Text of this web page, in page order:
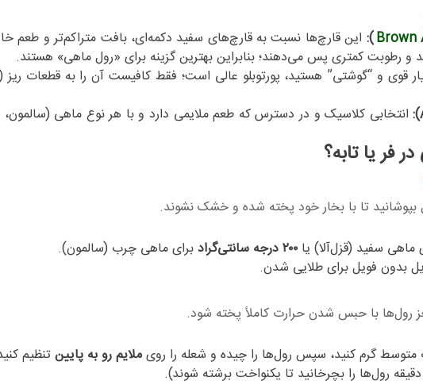
Brown
): این قارچ‌ها نسبت به قارچ‌های سفید دکمه‌ای، بافت متراکم‌تر و طعم
و رطوبت کمتری پس می‌دهند؛ بنابراین بهترین گزینه برای «رول ماهی» هستند.
قوی و “گوشتی” هستید، پورتوبلو عالی است؛ فقط کافیست آن را به قطعات ریز
):انتخابی کلاسیک و در دسترس که طعم ملایمی دارد و با هر نوع ماهی (سالمون،
فر یا تابه؟
بپوشانید تا با بخار خود پخته شده و خشک نشوند.
ماهی سفید (قزل‌آلا) یا ۲۰۰ درجه سانتی‌گراد
برای ماهی چرب (سالمون).
رول‌ها با حبس شدن حرارت کاملاً پخته شود.
متوسط گرم کنید، سپس رول‌ها را چیده و شعله را رویملایم رو به پایینتنظیم